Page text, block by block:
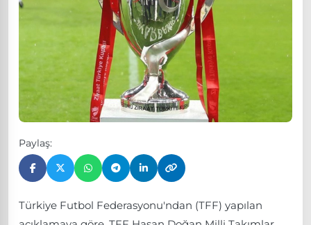
Paylaş:
Türkiye Futbol Federasyonu'ndan (TFF) yapılan